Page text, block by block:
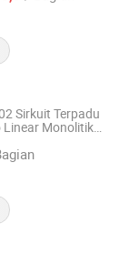
2022
Sirkuit Terpadu
Linear Monolitik
2026